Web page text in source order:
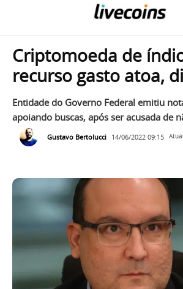
Criptomoeda de
recurso gasto atoa,
Entidade do Governo Federal emitiu
apoiando buscas, após ser acusada de
Gustavo Bertolucci 14/06/2022 09:15